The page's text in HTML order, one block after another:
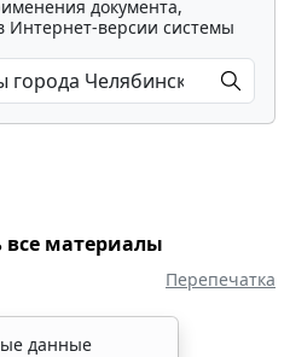
документа,
Интернет-версии системы
все материалы
Перепечатка
данные